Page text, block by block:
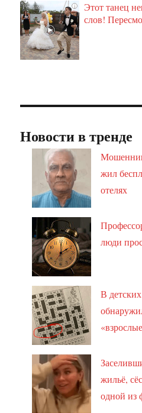
i
Этот танец
слов!
Новости в тренде
жил
отелях
люди
В
жильё,
одной из